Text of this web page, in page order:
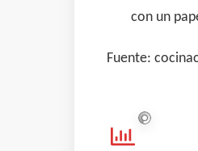
con un
Fuente: